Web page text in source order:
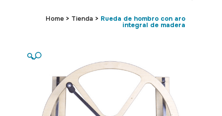
c
Home > Tienda > Rueda de hombro con aro
integral de madera
🔍